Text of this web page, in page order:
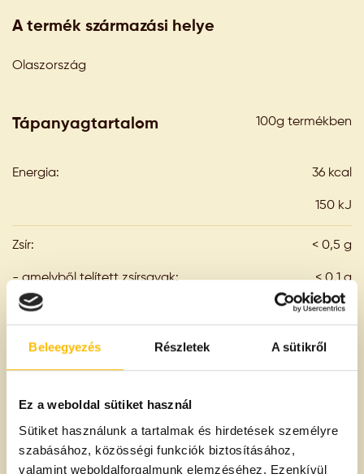
Beleegyezés Részletek A sütikről
Ez a weboldal sütiket használ
Sütiket használunk a tartalmak és hirdetések személyre
szabásához, közösségi funkciók biztosításához,
valamint weboldalforgalmunk elemzéséhez. Ezenkívül
A termék származási helye
Olaszország
Tápanyagtartalom 100g termékben
Energia: 36 kcal
150 kJ
Zsír: < 0,5 g
- amelyből telített zsírsavak: < 0,1 g
- amelyből cukrok: 4,2 g
Só: 0,75 g